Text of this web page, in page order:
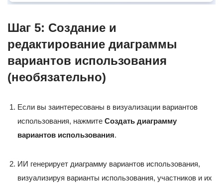
Шаг 5: Создание и
редактирование диаграммы
вариантов использования
(необязательно)
Если вы заинтересованы в визуализации вариантов
использования, нажмите Создать диаграмму
вариантов использования.
ИИ генерирует диаграмму вариантов использования,
визуализируя варианты использования, участников и их